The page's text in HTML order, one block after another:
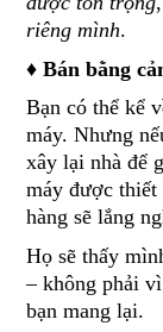
riêng mình.
♦ Bán bằng
Bạn có thể kể
máy. Nhưng
xây lại nhà để
máy được thiết
hàng sẽ lắng
Họ sẽ thấy
– không phải
bạn mang lại.